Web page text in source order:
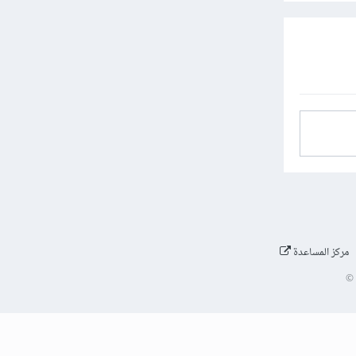
مركز المساعدة
©